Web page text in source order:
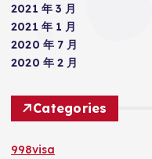
2021 年 3 月
2021 年 1 月
2020 年 7 月
2020 年 2 月
Categories
998visa